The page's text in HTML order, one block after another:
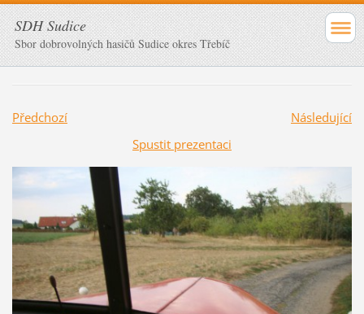
SDH Sudice
Sbor dobrovolných hasičů Sudice okres Třebíč
Předchozí
Následující
Spustit prezentaci